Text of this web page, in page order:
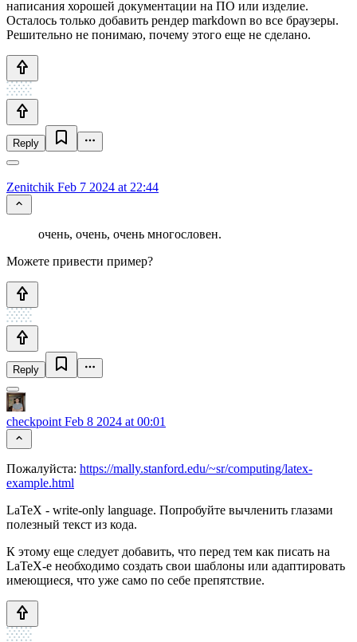
написания хорошей документации на ПО или изделие.
Осталось только добавить рендер markdown во все браузеры.
Решительно не понимаю, почему этого еще не сделано.
Reply
Zenitchik Feb 7 2024 at 22:44
очень, очень, очень многословен.
Можете привести пример?
Reply
checkpoint Feb 8 2024 at 00:01
Пожалуйста: https://mally.stanford.edu/~sr/computing/latex-
example.html
LaTeX - write-only language. Попробуйте вычленить глазами
полезный текст из кода.
К этому еще следует добавить, что перед тем как писать на
LaTeX-е необходимо создать свои шаблоны или адаптировать
имеющиеся, что уже само по себе препятствие.